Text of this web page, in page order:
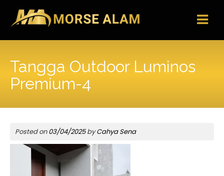
content
Tangga Outdoor Luminos
Premium-4
Posted on03/04/2025byCahya Sena